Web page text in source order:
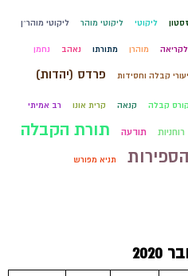
ליקוטי ליקוטי מוהר ליקוטי מוהר״ן
לקריאה מוהרן מתורתו נאהב נחמן
קבלה וחסידות פרדס (יהדות)
קורס קבלה קנאה קרית אונו רב אמיתי
רוחניות תודעה תורת הקבלה
תניא מפורש
2020